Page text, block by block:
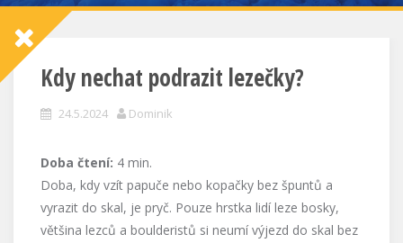
Kdy nechat podrazit lezečky?
24.5.2024 Dominik
Doba čtení: 4 min.
Doba, kdy vzít papuče nebo kopačky bez špuntů a
vyrazit do skal, je pryč. Pouze hrstka lidí leze bosky,
většina lezců a boulderistů si neumí výjezd do skal bez